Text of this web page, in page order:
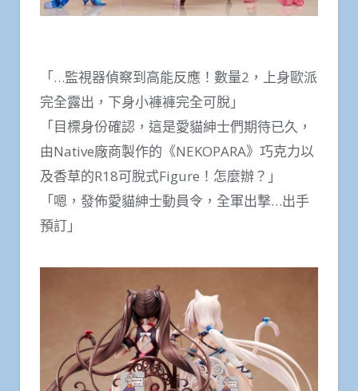
「…監視器偵察到高能反應！數量2，上身歐派
完全露出，下身小褲褲完全可脫」
「目標身份確認，這是愛貓紳士們期待已久，
由Native廠商製作的《NEKOPARA》巧克力以
及香草的R18可脫式Figure！怎麼辦？」
「嗯，發佈愛貓紳士動員令，全軍出撃…出手
預訂」